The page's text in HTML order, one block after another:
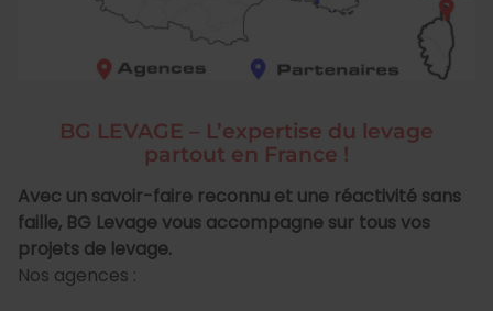
BG LEVAGE – L’expertise du levage
partout en France !
Avec un savoir-faire reconnu et une réactivité sans
faille, BG Levage vous accompagne sur tous vos
projets de levage.
Nos agences :